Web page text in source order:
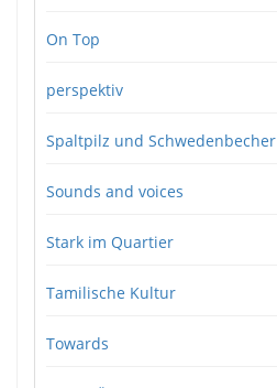
On Top
perspektiv
Spaltpilz und Schwedenbecher
Sounds and voices
Stark im Quartier
Tamilische Kultur
Towards